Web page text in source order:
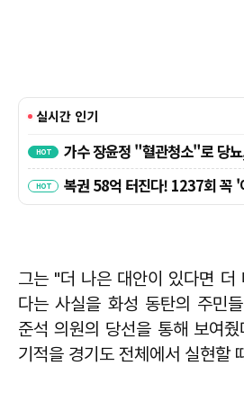
그는 "더 나은 대안이 있다면 더
다는 사실을 화성 동탄의 주민
준석 의원의 당선을 통해 보여
기적을 경기도 전체에서 실현할